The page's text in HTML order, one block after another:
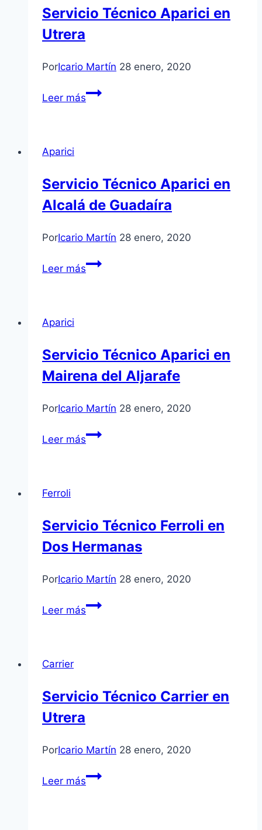
Servicio Técnico Aparici en
Utrera
PorIcario Martín 28 enero, 2020
Leer másServicio
Aparici
Servicio Técnico Aparici en
Alcalá de Guadaíra
PorIcario Martín 28 enero, 2020
Leer másServicio
Guadaíra
Aparici
Servicio Técnico Aparici en
Mairena del Aljarafe
PorIcario Martín 28 enero, 2020
Leer másServicio
Aljarafe
Ferroli
Servicio Técnico Ferroli en
Dos Hermanas
PorIcario Martín 28 enero, 2020
Leer másServicio
Carrier
Servicio Técnico Carrier en
Utrera
PorIcario Martín 28 enero, 2020
Leer másServicio